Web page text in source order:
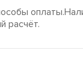
расчёт.